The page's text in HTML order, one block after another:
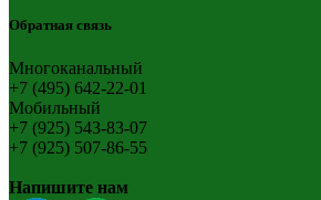
Обратная связь
Многоканальный
+7 (495) 642-22-01
Мобильный
+7 (925) 543-83-07
+7 (925) 507-86-55
Напишите нам